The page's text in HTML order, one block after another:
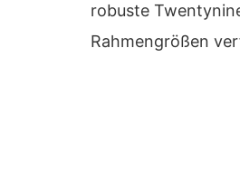
robuste
Rahmengrößen